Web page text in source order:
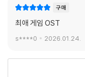
구매
최애 게임 OST
s****0 2026.01.24.